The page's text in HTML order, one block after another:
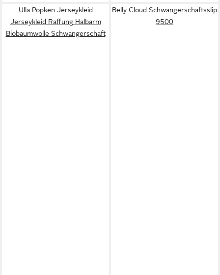
Ulla Popken Jerseykleid
Jerseykleid Raffung Halbarm
Biobaumwolle Schwangerschaft
Belly Cloud Schwangerschaftsslip
9500